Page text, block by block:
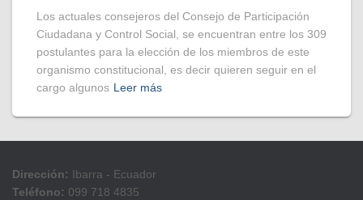
Los actuales consejeros del Consejo de Participación
Ciudadana y Control Social, se encuentran entre los 309
postulantes para la elección de los miembros de este
organismo constitucional, es decir quieren seguir en el
cargo algunos Leer más
Dirección: Ibarra - Ecuador
Teléfono: 099 718 4835